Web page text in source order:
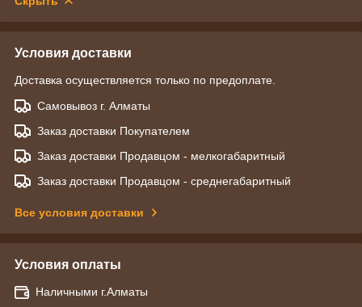
Условия доставки
Доставка осуществляется только по предоплате.
Самовывоз г. Алматы
Заказ доставки Покупателем
Заказ доставки Продавцом - мелкогабаритный
Заказ доставки Продавцом - среднегабаритный
Все условия доставки
Условия оплаты
Наличными г.Алматы